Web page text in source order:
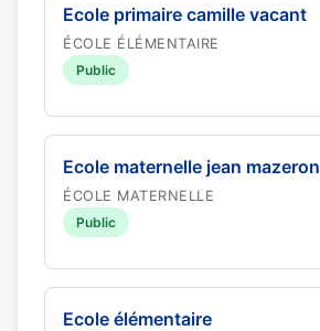
Ecole primaire camille vacant
ÉCOLE ÉLÉMENTAIRE
Public
Ecole maternelle jean mazeron
ÉCOLE MATERNELLE
Public
Ecole élémentaire